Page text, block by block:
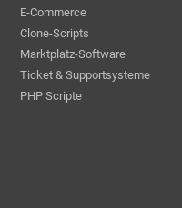
E-Commerce
Clone-Scripts
Marktplatz-Software
Ticket & Supportsysteme
PHP Scripte